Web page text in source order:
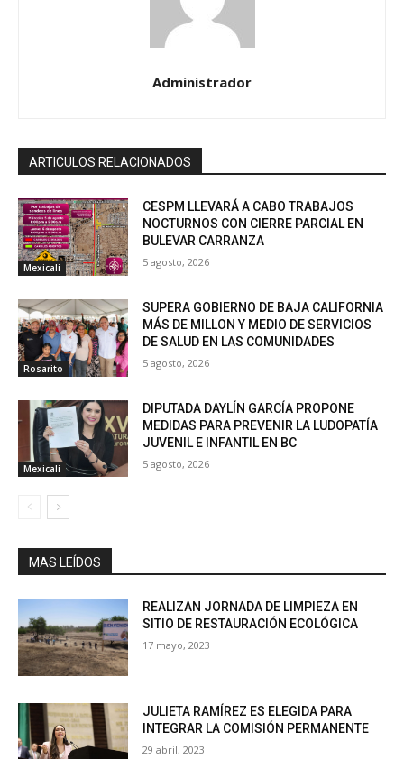
Administrador
ARTICULOS RELACIONADOS
Mexicali
CESPM LLEVARÁ A CABO TRABAJOS
NOCTURNOS CON CIERRE PARCIAL EN
BULEVAR CARRANZA
5 agosto, 2026
Rosarito
SUPERA GOBIERNO DE BAJA CALIFORNIA
MÁS DE MILLON Y MEDIO DE SERVICIOS
DE SALUD EN LAS COMUNIDADES
5 agosto, 2026
Mexicali
DIPUTADA DAYLÍN GARCÍA PROPONE
MEDIDAS PARA PREVENIR LA LUDOPATÍA
JUVENIL E INFANTIL EN BC
5 agosto, 2026
MAS LEÍDOS
REALIZAN JORNADA DE LIMPIEZA EN
SITIO DE RESTAURACIÓN ECOLÓGICA
17 mayo, 2023
JULIETA RAMÍREZ ES ELEGIDA PARA
INTEGRAR LA COMISIÓN PERMANENTE
29 abril, 2023